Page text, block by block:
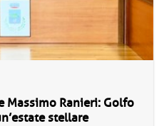
Massimo Ranieri: Golfo
stellare